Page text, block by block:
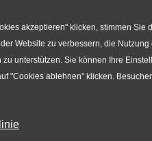
akzeptieren" klicken, stimmen Sie
Website zu verbessern, die
zu unterstützen. Sie können Ihre
"Cookies ablehnen" klicken.
Auto & Reifen